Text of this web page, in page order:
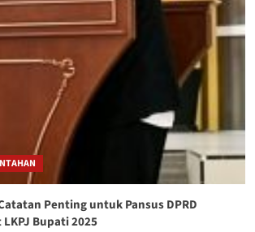
Penting untuk Pansus DPRD
Bupati 2025